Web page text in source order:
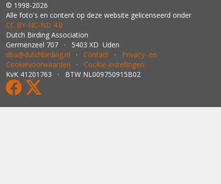
© 1998-2026
Alle foto's en content op deze website gelicenseerd onder
CC BY‑NC‑ND 4.0
Dutch Birding Association
Germenzeel 707 · 5403 XD Uden
dba@dutchbirding.nl · Contact · Privacy- en
Cookievoorwaarden · Cookie-instellingen
KvK 41201763 · BTW NL009750915B02